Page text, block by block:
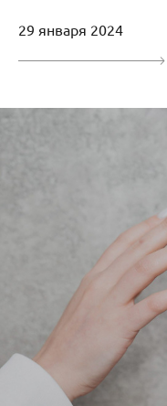
29 января 2024